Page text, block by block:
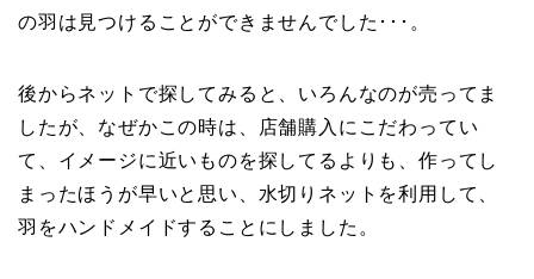
の羽は見つけることができませんでした･･･。
後からネットで探してみると、いろんなのが売ってま
したが、なぜかこの時は、店舗購入にこだわってい
て、イメージに近いものを探してるよりも、作ってし
まったほうが早いと思い、水切りネットを利用して、
羽をハンドメイドすることにしました。